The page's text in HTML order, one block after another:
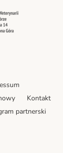
Kontakt
partnerski